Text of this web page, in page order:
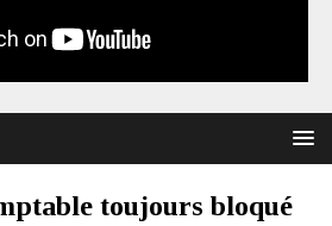
toujours bloqué